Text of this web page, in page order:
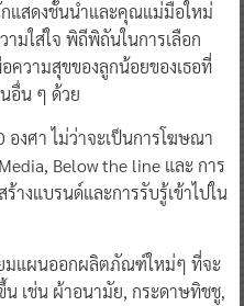
กแสดงชั้นนำและคุณแม่มือใหม่
มใส่ใจ พิถีพิถันในการเลือก
วามสุขของลูกน้อยของเธอที่
อื่น ๆ ด้วย
งศา ไม่ว่าจะเป็นการโฆษณา
Below the line และ การ
างแบรนด์และการรับรู้เข้าไปใน
มแผนออกผลิตภัณฑ์ใหม่ๆ ที่จะ
น เช่น ผ้าอนามัย, กระดาษทิชชู,